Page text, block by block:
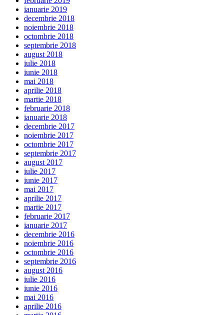
ianuarie 2019
decembrie 2018
noiembrie 2018
octombrie 2018
septembrie 2018
august 2018
iulie 2018
iunie 2018
mai 2018
aprilie 2018
martie 2018
februarie 2018
ianuarie 2018
decembrie 2017
noiembrie 2017
octombrie 2017
septembrie 2017
august 2017
iulie 2017
iunie 2017
mai 2017
aprilie 2017
martie 2017
februarie 2017
ianuarie 2017
decembrie 2016
noiembrie 2016
octombrie 2016
septembrie 2016
august 2016
iulie 2016
iunie 2016
mai 2016
aprilie 2016